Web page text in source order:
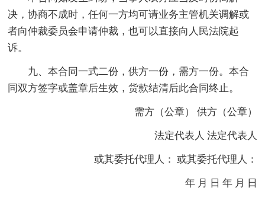
决，协商不成时，任何一方均可请业务主管机关调解或
者向仲裁委员会申请仲裁，也可以直接向人民法院起
诉。
九、本合同一式二份，供方一份，需方一份。本合
同双方签字或盖章后生效，货款结清后此合同终止。
需方（公章） 供方（公章）
法定代表人 法定代表人
或其委托代理人： 或其委托代理人：
年 月 日 年 月 日